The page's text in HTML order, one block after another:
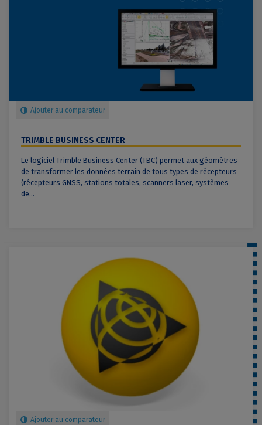
Ajouter au comparateur
TRIMBLE BUSINESS CENTER
Le logiciel Trimble Business Center (TBC) permet aux géomètres
de transformer les données terrain de tous types de récepteurs
(récepteurs GNSS, stations totales, scanners laser, systèmes
de...
Ajouter au comparateur